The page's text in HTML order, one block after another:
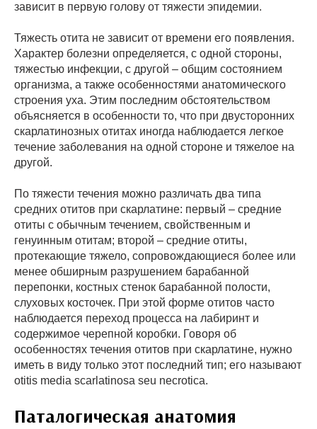
зависит в первую голову от тяжести эпидемии.
Тяжесть отита не зависит от времени его появления.
Характер болезни определяется, с одной стороны,
тяжестью инфекции, с другой – общим состоянием
организма, а также особенностями анатомического
строения уха. Этим последним обстоятельством
объясняется в особенности то, что при двусторонних
скарлатинозных отитах иногда наблюдается легкое
течение заболевания на одной стороне и тяжелое на
другой.
По тяжести течения можно различать два типа
средних отитов при скарлатине: первый – средние
отиты с обычным течением, свойственным и
генуинным отитам; второй – средние отиты,
протекающие тяжело, сопровождающиеся более или
менее обширным разрушением барабанной
перепонки, костных стенок барабанной полости,
слуховых косточек. При этой форме отитов часто
наблюдается переход процесса на лабиринт и
содержимое черепной коробки. Говоря об
особенностях течения отитов при скарлатине, нужно
иметь в виду только этот последний тип; его называют
otitis media scarlatinosa seu necrotica.
Паталогическая анатомия